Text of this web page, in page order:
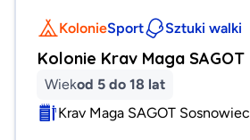
KolonieSport Sztuki walki
Kolonie Krav Maga SAGOT
Wiekod 5 do 18 lat
Krav Maga SAGOT Sosnowiec